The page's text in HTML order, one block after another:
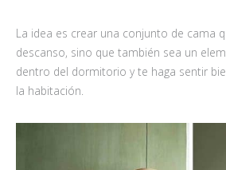
La idea es crear una conjunto de cama
descanso, sino que también sea un
dentro del dormitorio y te haga sentir
la habitación.